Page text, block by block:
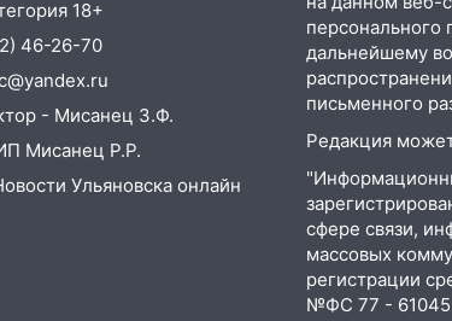
городе 8 августа
фестиваль
с
и концертом
смоет ливнями:
в Ульяновской
18+
46-26-70
- Мисанец З.Ф.
Мисанец Р.Р.
Ульяновска онлайн
персонального
дальнейшему
письменного
Редакция
сфере связи,
массовых
регистрации
№ФС 77 - 61045